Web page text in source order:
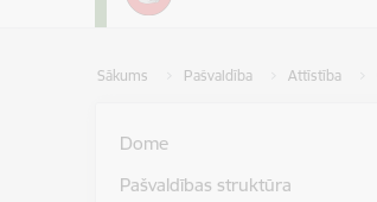
Sākums Pašvaldība Attīstība
Dome
Pašvaldības struktūra